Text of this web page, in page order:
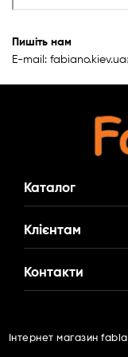
Пишіть нам
E-mail:
Каталог
Акційні Комплекти
Кухонні мийки
Клієнтам
Про нас
Контакти
(063) 166 16 67
Інтернет магазин